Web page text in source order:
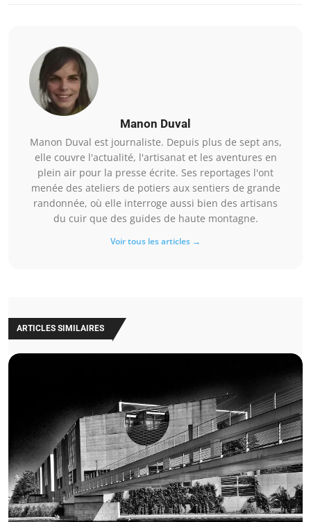
Manon Duval
Manon Duval est journaliste. Depuis plus de sept ans,
elle couvre l'actualité, l'artisanat et les aventures en
plein air pour la presse écrite. Ses reportages l'ont
menée des ateliers de potiers aux sentiers de grande
randonnée, où elle interroge aussi bien des artisans
du cuir que des guides de haute montagne.
Voir tous les articles →
ARTICLES SIMILAIRES